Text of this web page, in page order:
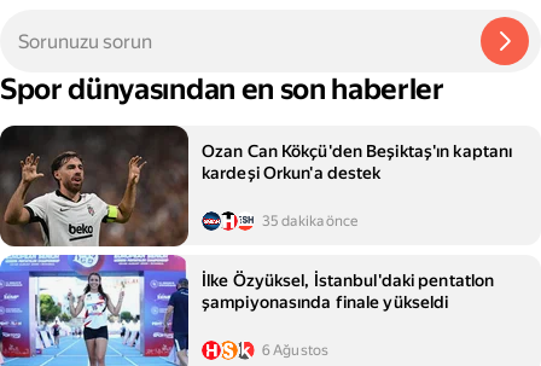
Spor dünyasından en son haberler
Ozan Can Kökçü'den Beşiktaş'ın kaptanı
kardeşi Orkun'a destek
35 dakika önce
İlke Özyüksel, İstanbul'daki pentatlon
şampiyonasında finale yükseldi
6 Ağustos